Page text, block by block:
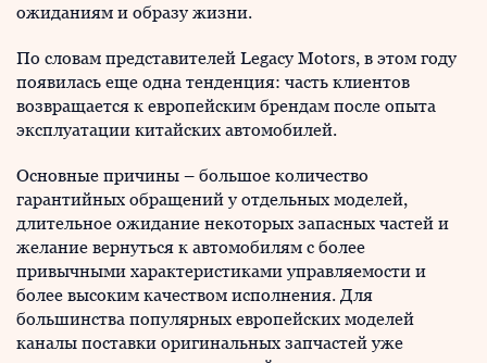
ожиданиям и образу жизни.
По словам представителей Legacy Motors, в этом году
появилась еще одна тенденция: часть клиентов
возвращается к европейским брендам после опыта
эксплуатации китайских автомобилей.
Основные причины – большое количество
гарантийных обращений у отдельных моделей,
длительное ожидание некоторых запасных частей и
желание вернуться к автомобилям с более
привычными характеристиками управляемости и
более высоким качеством исполнения. Для
большинства популярных европейских моделей
каналы поставки оригинальных запчастей уже